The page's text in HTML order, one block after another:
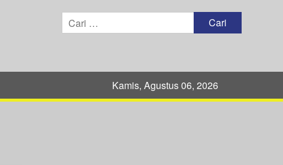
Cari
untuk:
Kamis, Agustus 06, 2026